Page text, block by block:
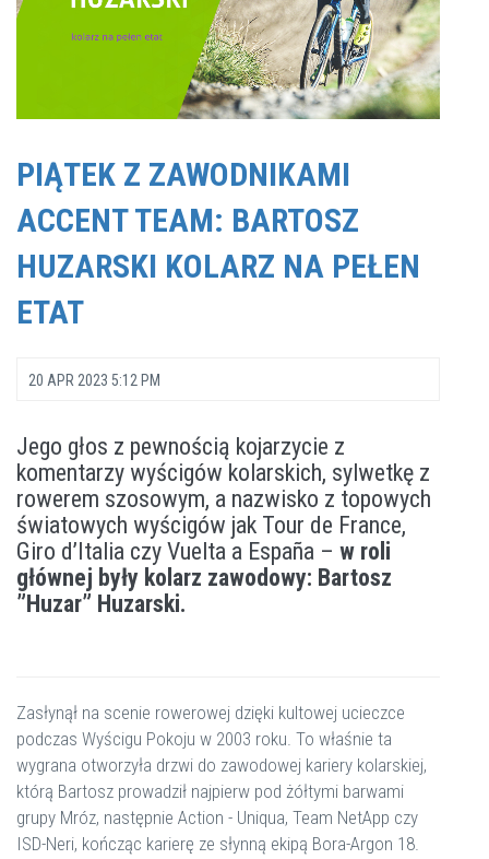
PIĄTEK Z ZAWODNIKAMI
ACCENT TEAM: BARTOSZ
HUZARSKI KOLARZ NA PEŁEN
ETAT
20 APR 2023 5:12 PM
Jego głos z pewnością kojarzycie z
komentarzy wyścigów kolarskich, sylwetkę z
rowerem szosowym, a nazwisko z topowych
światowych wyścigów jak Tour de France,
Giro d’Italia czy Vuelta a España – w roli
głównej były kolarz zawodowy: Bartosz
”Huzar” Huzarski.
Zasłynął na scenie rowerowej dzięki kultowej ucieczce
podczas Wyścigu Pokoju w 2003 roku. To właśnie ta
wygrana otworzyła drzwi do zawodowej kariery kolarskiej,
którą Bartosz prowadził najpierw pod żółtymi barwami
grupy Mróz, następnie Action - Uniqua, Team NetApp czy
ISD-Neri, kończąc karierę ze słynną ekipą Bora-Argon 18.